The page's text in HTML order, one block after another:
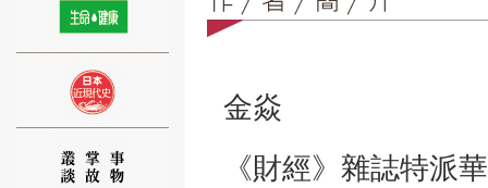
金焱
《財經》雜誌特派